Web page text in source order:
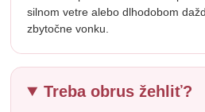
silnom vetre alebo dlhodobom
zbytočne vonku.
Treba obrus žehliť?